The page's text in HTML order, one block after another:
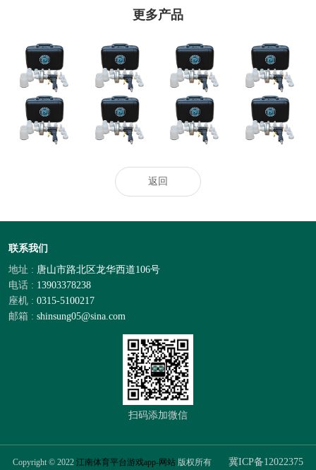
更多产品
河北发布二〇二
四年度企业标
准“领跑者”
2024-2029全球及
中國CMP拋光液
過濾器行業研讨
及十四五規劃剖
析報告
洪水灾后防疫科
普
选哪个洁厕品牌
好？2026洁厕灵
泡沫清洁剂去污
剂：马桶蹲厕去
污效果出众
“无人经济”演绎
异样精彩
热门推荐_空调_
空气净化器_智
慧空净频道_天
极网
奥克股份：与韩
国达善确定联合
开发合作意向
天极网_专业IT
门户
返回
联系我们
地址 : 唐山市路北区龙华西道106号
电话 : 13903378238
座机 : 0315-5100217
邮箱 : shinsung05@sina.com
扫码添加微信
Copyright © 2022 江南体育平台游戏app-网站 版权所有
冀ICP备12022375